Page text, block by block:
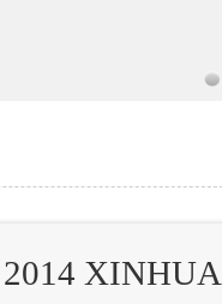
晔 摄
2014